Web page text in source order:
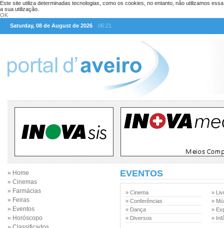
Este site utiliza determinadas tecnologias, como os cookies, no entanto, não utilizamos
a sua utilização.
OK
Saturday, 08 de August de 2026
06:21
» Home
» Cinemas
» Farmácias
» Feiras
» Eventos
» Horóscopo
EVENTOS
» Cinema
» Conferências
» Dança
» Diversos
»
»
»
»